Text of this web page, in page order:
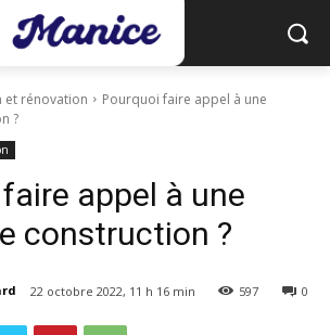
et rénovation
Pourquoi faire appel à une
?
appel à une
construction ?
22 octobre 2022, 11 h 16 min 0
597